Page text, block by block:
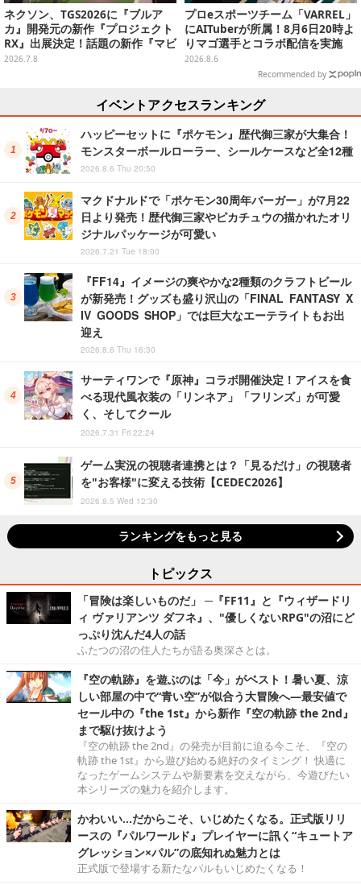
ネクソン、TGS2026に『ブルア
カ』開発元の新作『プロジェクト
RX』出展決定！話題の新作『マビ
ノギモバイル』も
2026.7.8
プロeスポーツチーム「VARREL」
にAITuberが所属！8月6日20時よ
りマゴ選手とコラボ配信を実施
2026.8.6
Recommended by
イベントアクセスランキング
ハッピーセットに『ポケモン』歴代御三家が大集合！
モンスターボールローラー、シールケースなど全12種
2026.8.6 Thu 20:50
マクドナルドで「ポケモン30周年バーガー」が7月22
日より発売！歴代御三家やピカチュウの描かれたオリ
ジナルパッケージが可愛い
2026.7.21 Tue 18:00
『FF14』イメージの爽やかな2種類のクラフトビール
が新発売！グッズも盛り沢山の「FINAL FANTASY X
IV GOODS SHOP」では巨大なエーテライトもお出
迎え
2026.8.6 Thu 16:30
サーティワンで『原神』コラボ開催決定！アイスを食
べる現代風衣装の「リンネア」「フリンズ」が可愛
く、そしてクール
2026.7.31 Fri 22:24
ゲーム実況の視聴者連携とは？「見るだけ」の視聴者
を"お客様"に変える技術【CEDEC2026】
2026.8.5 Wed 12:30
ランキングをもっと見る
トピックス
「冒険は楽しいものだ」 ─『FF11』と『ウィザードリ
ィ ヴァリアンツ ダフネ』、"優しくないRPG"の沼にど
っぷり沈んだ4人の話
ふたつの沼の住人たちが語る奥深さとは。
『空の軌跡』を遊ぶのは「今」がベスト！暑い夏、涼
しい部屋の中で“青い空”が似合う大冒険へ―最安値で
セール中の『the 1st』から新作『空の軌跡 the 2nd』
まで駆け抜けよう
『空の軌跡 the 2nd』の発売が目前に迫る今こそ、『空の
軌跡 the 1st』から遊び始める絶好のタイミング！ 快適に
なったゲームシステムや新要素を交えながら、今遊びたい
本シリーズの魅力を紹介します。
かわいい…だからこそ、いじめたくなる。正式版リリ
ースの『パルワールド』プレイヤーに訊く“キュートア
グレッション×パル”の底知れぬ魅力とは
正式版で登場する新たなパルもいじめたくなる！